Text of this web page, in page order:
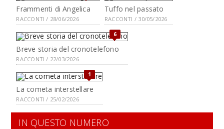
Frammenti di Angelica
RACCONTI / 28/06/2026
Tuffo nel passato
RACCONTI / 30/05/2026
6
Breve storia del cronotelefono
RACCONTI / 22/03/2026
1
La cometa interstellare
RACCONTI / 25/02/2026
IN QUESTO NUMERO